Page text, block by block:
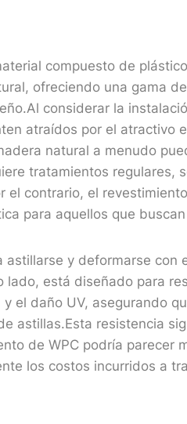
compuesto de
ofreciendo una gama
considerar la
atraídos por el atractivo
natural a menudo
tratamientos regulares,
el contrario, el
para aquellos que
y deformarse con
lado, está diseñado para
el daño UV, asegurando
astillas.Esta resistencia
de WPC podría parecer
los costos incurridos a